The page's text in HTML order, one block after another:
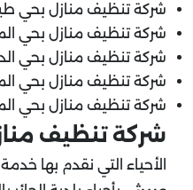
شركة تنظيف منازل بحي
شركة تنظيف منازل بحي
شركة تنظيف منازل بحي
شركة تنظيف منازل بحي
شركة تنظيف منازل بحي
شركة تنظيف
الأحياء التي نقدم بها خدمة